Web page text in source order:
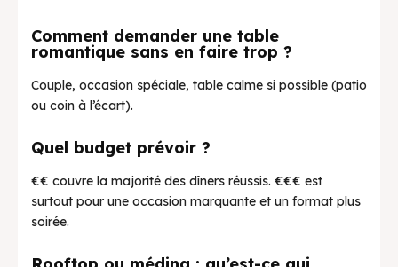
Comment demander une table
romantique sans en faire trop ?
Couple, occasion spéciale, table calme si possible (patio
ou coin à l’écart).
Quel budget prévoir ?
€€ couvre la majorité des dîners réussis. €€€ est
surtout pour une occasion marquante et un format plus
soirée.